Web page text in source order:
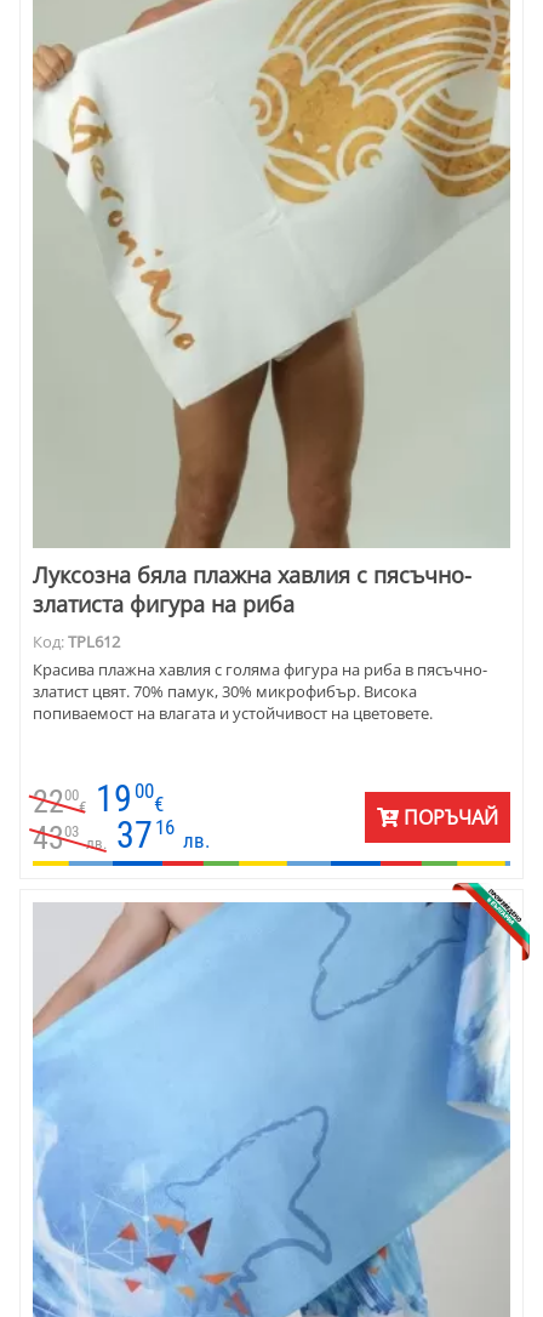
Луксозна бяла плажна хавлия с пясъчно-
златиста фигура на риба
Код:TPL612
Красива плажна хавлия с голяма фигура на риба в пясъчно-
златист цвят. 70% памук, 30% микрофибър. Висока
попиваемост на влагата и устойчивост на цветовете.
2200
€ 19 00
€
4303
лв. 37 16
лв.
ПОРЪЧАЙ